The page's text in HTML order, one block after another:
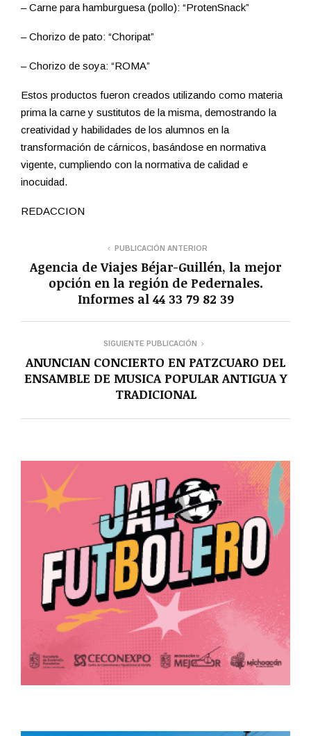
– Carne para hamburguesa (pollo): “ProtenSnack”
– Chorizo de pato: “Choripat”
– Chorizo de soya: “ROMA”
Estos productos fueron creados utilizando como materia
prima la carne y sustitutos de la misma, demostrando la
creatividad y habilidades de los alumnos en la
transformación de cárnicos, basándose en normativa
vigente, cumpliendo con la normativa de calidad e
inocuidad.
REDACCION
PUBLICACIÓN ANTERIOR
Agencia de Viajes Béjar-Guillén, la mejor
opción en la región de Pedernales.
Informes al 44 33 79 82 39
SIGUIENTE PUBLICACIÓN
ANUNCIAN CONCIERTO EN PATZCUARO DEL
ENSAMBLE DE MUSICA POPULAR ANTIGUA Y
TRADICIONAL